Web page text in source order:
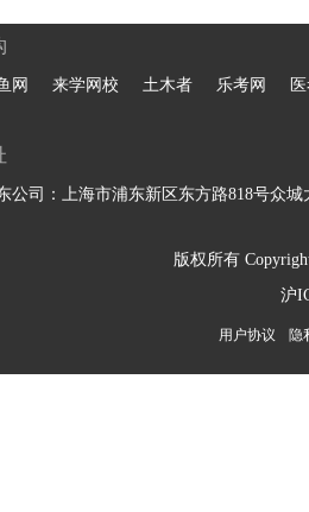
网 来学网校 土木者 乐考网
公司：上海市浦东新区东方路818号众城
版权所有
沪
用户协议 隐